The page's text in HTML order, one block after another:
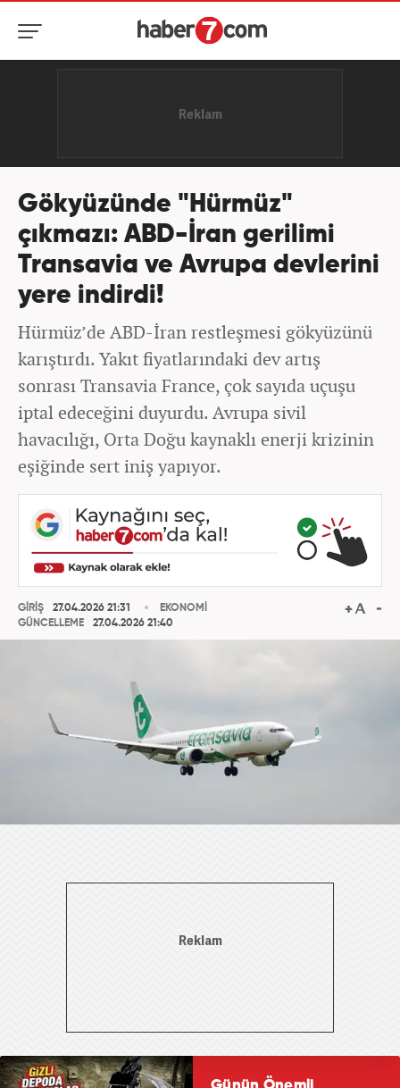
Gökyüzünde "Hürmüz"
çıkmazı: ABD-İran gerilimi
Transavia ve Avrupa devlerini
yere indirdi!
Hürmüz’de ABD-İran restleşmesi gökyüzünü
karıştırdı. Yakıt fiyatlarındaki dev artış
sonrası Transavia France, çok sayıda uçuşu
iptal edeceğini duyurdu. Avrupa sivil
havacılığı, Orta Doğu kaynaklı enerji krizinin
eşiğinde sert iniş yapıyor.
GİRİŞ
27.04.2026 21:31
GÜNCELLEME
27.04.2026 21:40
EKONOMİ